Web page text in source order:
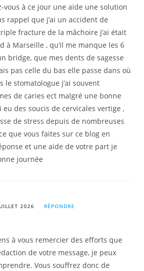
vous à ce jour une aide une solution
rappel que j’ai un accident de
fracture de la mâchoire j’ai était
à Marseille , qu’il me manque les 6
bridge, que mes dents de sagesse
pas celle du bas elle passe dans où
le stomatologue j’ai souvent
de caries ect malgré une bonne
eu des soucis de cervicales vertige ,
de stress depuis de nombreuses
que vous faites sur ce blog en
et une aide de votre part je
journée
2026 RÉPONDRE
à vous remercier des efforts que
de votre message, je peux
Vous souffrez donc de